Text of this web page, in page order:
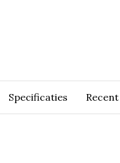
Specificaties